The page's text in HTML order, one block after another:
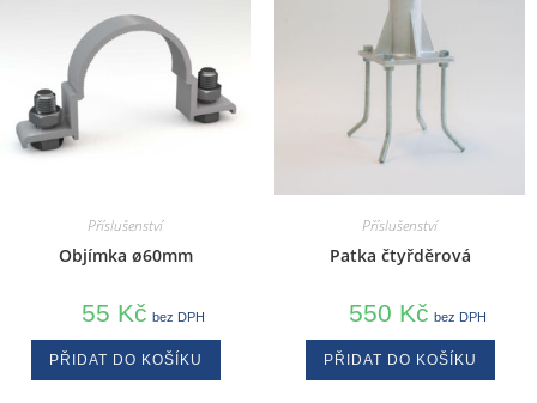
Příslušenství
Objímka ø60mm
55 Kč bez DPH
PŘIDAT DO KOŠÍKU
Příslušenství
Patka čtyřděrová
550 Kč bez DPH
PŘIDAT DO KOŠÍKU